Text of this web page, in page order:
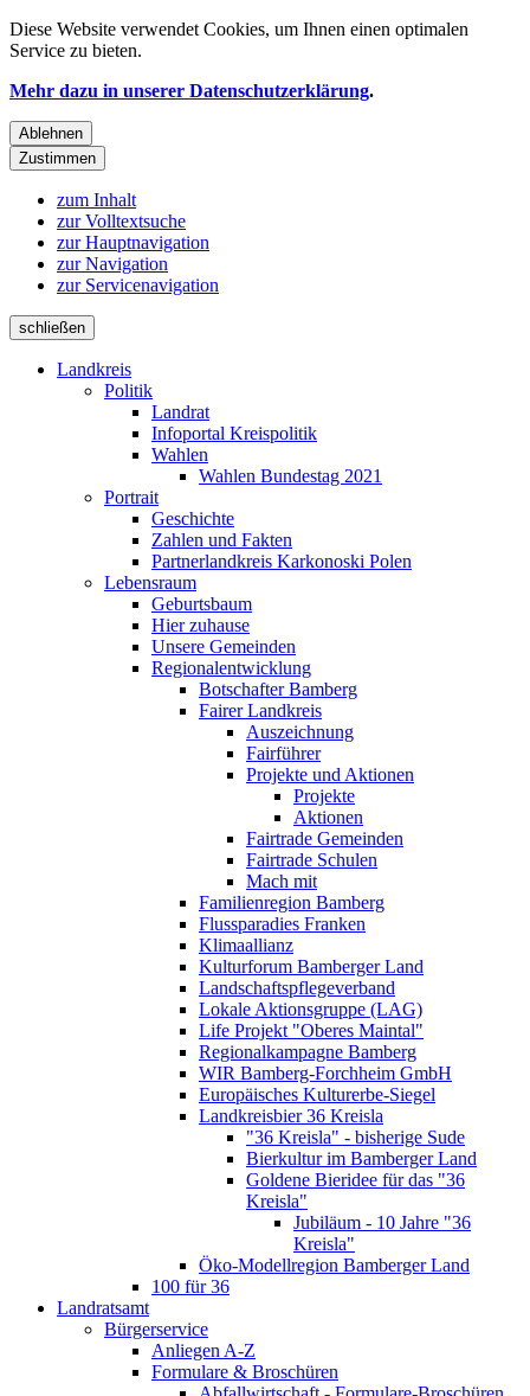
Diese Website verwendet Cookies, um Ihnen einen optimalen
Service zu bieten.
Mehr dazu in unserer Datenschutzerklärung.
Ablehnen
Zustimmen
zum Inhalt
zur Volltextsuche
zur Hauptnavigation
zur Navigation
zur Servicenavigation
schließen
Landkreis
Politik
Landrat
Infoportal Kreispolitik
Wahlen
Wahlen Bundestag 2021
Portrait
Geschichte
Zahlen und Fakten
Partnerlandkreis Karkonoski Polen
Lebensraum
Geburtsbaum
Hier zuhause
Unsere Gemeinden
Regionalentwicklung
Botschafter Bamberg
Fairer Landkreis
Auszeichnung
Fairführer
Projekte und Aktionen
Projekte
Aktionen
Fairtrade Gemeinden
Fairtrade Schulen
Mach mit
Familienregion Bamberg
Flussparadies Franken
Klimaallianz
Kulturforum Bamberger Land
Landschaftspflegeverband
Lokale Aktionsgruppe (LAG)
Life Projekt "Oberes Maintal"
Regionalkampagne Bamberg
WIR Bamberg-Forchheim GmbH
Europäisches Kulturerbe-Siegel
Landkreisbier 36 Kreisla
"36 Kreisla" - bisherige Sude
Bierkultur im Bamberger Land
Goldene Bieridee für das "36
Kreisla"
Jubiläum - 10 Jahre "36
Kreisla"
Öko-Modellregion Bamberger Land
100 für 36
Landratsamt
Bürgerservice
Anliegen A-Z
Formulare & Broschüren